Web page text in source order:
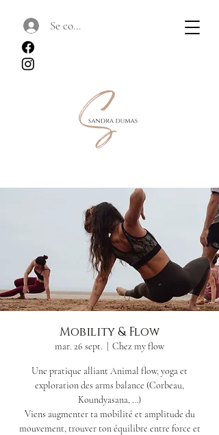
Se connecter
Mobility & Flow
mar. 26 sept. Chez my flow
Une pratique alliant Animal flow, yoga et
exploration des arms balance (Corbeau,
Koundyasana, …)
Viens augmenter ta mobilité et amplitude du
mouvement, trouver ton équilibre entre force et